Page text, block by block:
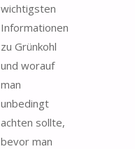
wichtigsten
Informationen
zu Grünkohl
und worauf
man
unbedingt
achten sollte,
bevor man